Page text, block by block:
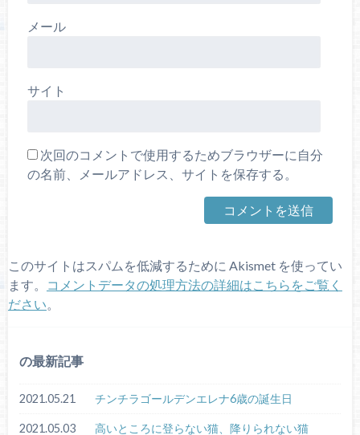
メール
サイト
次回のコメントで使用するためブラウザーに自分
の名前、メールアドレス、サイトを保存する。
このサイトはスパムを低減するために Akismet を使ってい
ます。
コメントデータの処理方法の詳細はこちらをご覧く
ださい
の最新記事
2021.05.21 チンチラゴールデンエレナ6歳の誕生日
2021.05.03 高いところに登らない猫、降りられない猫